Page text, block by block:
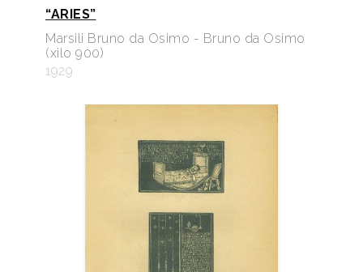
“ARIES”
Marsili Bruno da Osimo - Bruno da Osimo
(xilo 900)
1929